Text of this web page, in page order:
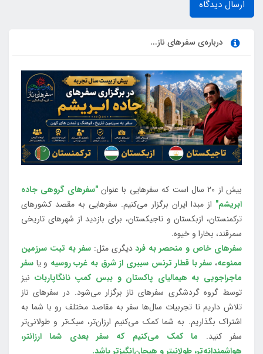
ارسال دیدگاه
درباره‌ی سفرهای ناز...
بیش از 20 سال است که سفرهایی با عنوان
"سفرهای گروهی جاده
ابریشم" از مبدا ایران برگزار می‌کنیم. سفرهایی به مقصد کشورهای
ترکمنستان، ازبکستان و تاجیکستان، برای بازدید از شهرهای تاریخی
سمرقند، بخارا و خیوه.
سفرهای خاص و منحصر به فرددیگری مثل:سفر به تبت سرزمین
ممنوعه، سفر با قطار ترنس سیبری از شرق به غرب روسیه و یا سفر
ماجراجویی به هیمالیای پاکستان و بیس کمپ نانگاپاربات نیز
توسط گروه گردشگری سفرهای ناز برگزار می‌شود. در سفرهای ناز
تلاش داریم تا تجربیات سال‌ها سفر به مقاصد مختلف رو با شما به
اشتراک بگذاریم. به شما کمک می‌کنیم ارزان‌تر، سبک‌تر و طولانی‌تر
سفر کنید. ما کمک می‌کنیم که سفر بعدی شما ارزانتر،
هواشمندانه‌تر، طولانی‎تر و هیجان‌انگیزتر باشد.